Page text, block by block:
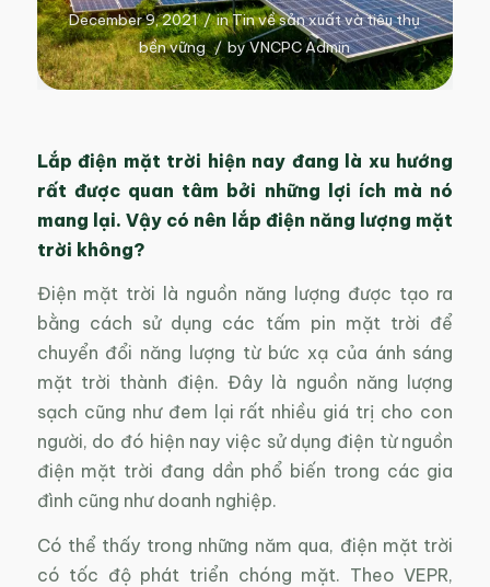
December 9, 2021 / inTin về sản xuất và tiêu thụ
bền vững / byVNCPC Admin
Lắp điện mặt trời hiện nay đang là xu hướng
rất được quan tâm bởi những lợi ích mà nó
mang lại. Vậy có nên lắp điện năng lượng mặt
trời không?
Điện mặt trời là nguồn năng lượng được tạo ra
bằng cách sử dụng các tấm pin mặt trời để
chuyển đổi năng lượng từ bức xạ của ánh sáng
mặt trời thành điện. Đây là nguồn năng lượng
sạch cũng như đem lại rất nhiều giá trị cho con
người, do đó hiện nay việc sử dụng điện từ nguồn
điện mặt trời đang dần phổ biến trong các gia
đình cũng như doanh nghiệp.
Có thể thấy trong những năm qua, điện mặt trời
có tốc độ phát triển chóng mặt. Theo VEPR,